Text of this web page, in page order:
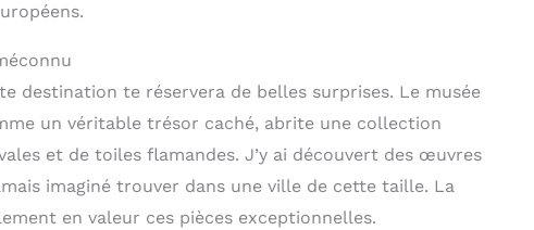
destination te réservera de belles surprises. Le musée
un véritable trésor caché, abrite une collection
et de toiles flamandes. J’y ai découvert des œuvres
imaginé trouver dans une ville de cette taille. La
en valeur ces pièces exceptionnelles.